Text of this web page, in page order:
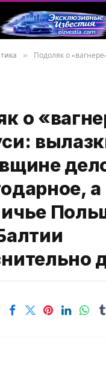
» Подоляк о «вагнере» в беларуси: вылазки ДРГ на Киевщине дело
о
а